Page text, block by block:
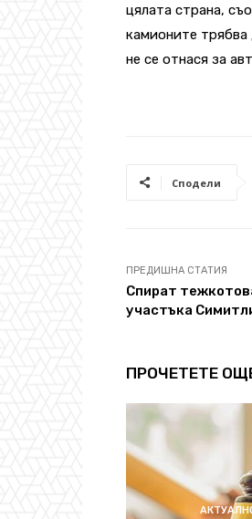
цялата страна,
камионите трябва
не се отнася за
Сподели
ПРЕДИШНА СТАТИЯ
Спират
участъка
ПРОЧЕТЕТЕ